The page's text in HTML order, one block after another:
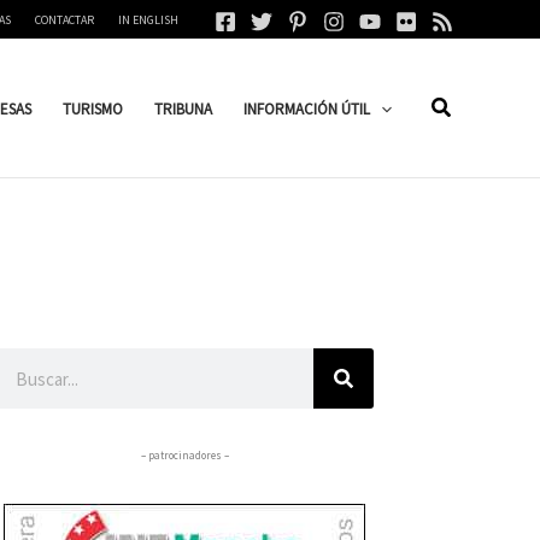
CONTACTAR IN ENGLISH
TURISMO TRIBUNA INFORMACIÓN ÚTIL
– patrocinadores –